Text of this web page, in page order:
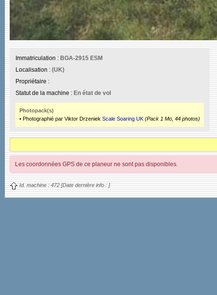
Immatriculation : BGA-2915 ESM
Localisation : (UK)
Propriétaire :
Statut de la machine : En état de vol
Photopack(s)
• Photographié par Viktor Drzeniek Scale Soaring UK (Pack 1 Mo, 44 photos)
Les coordonnées GPS de ce planeur ne sont pas disponibles.
Id. machine : 472 [Date dernière info : ]